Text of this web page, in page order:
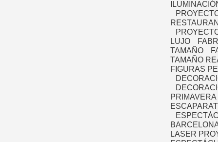
LUJO
TAMAÑO
TAMAÑO
FIGURAS
PRIMAVERA
LASER